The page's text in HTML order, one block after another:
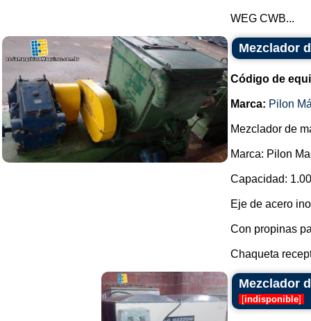
WEG CWB...
Mezclador
Código de
Marca: Pilon
Mezclador de
Marca: Pilon
Capacidad:
Eje de acero
Con propinas
Chaqueta
Mezclador
[indisponible]